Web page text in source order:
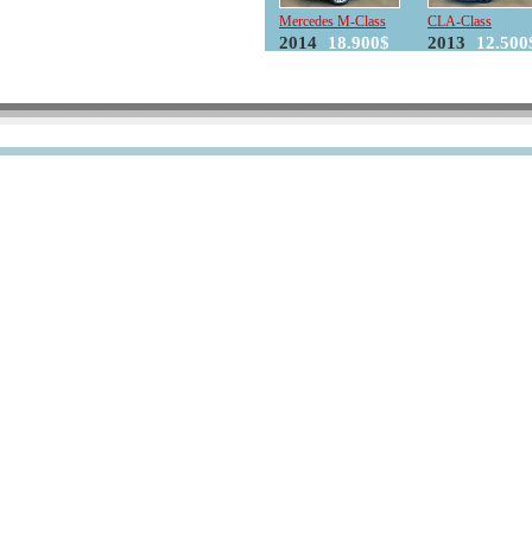
Mercedes M-Class
2014 18.900$
CLA-Class
2013